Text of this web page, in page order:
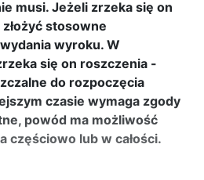
musi. Jeżeli zrzeka się on
stosowne
wyroku. W
się on roszczenia -
do rozpoczęcia
czasie wymaga zgody
powód ma możliwość
częściowo lub w całości.